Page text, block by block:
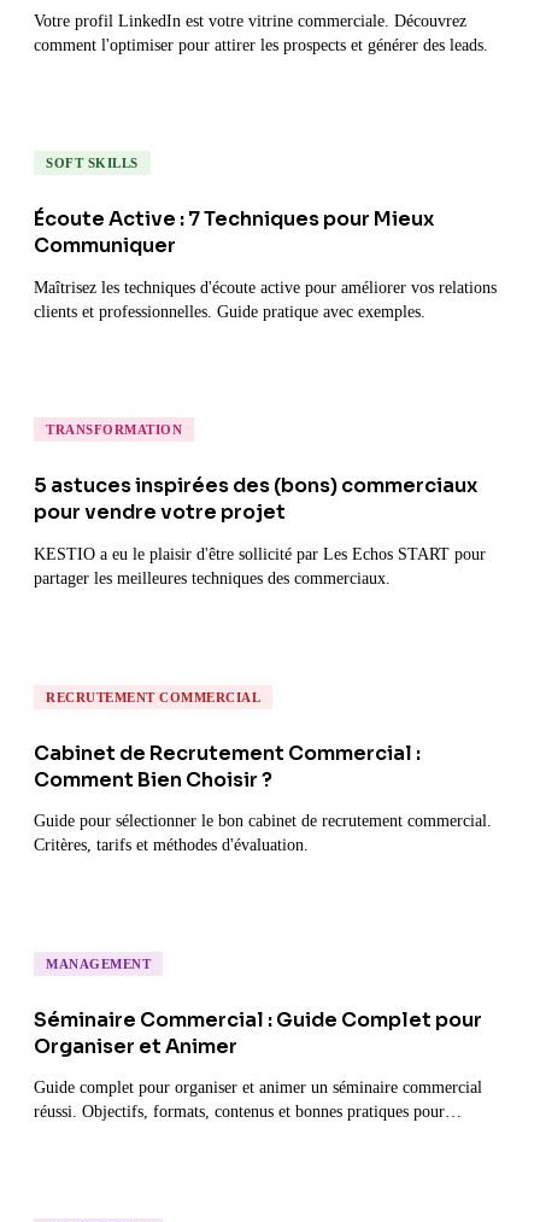
Votre profil LinkedIn est votre vitrine commerciale. Découvrez
comment l'optimiser pour attirer les prospects et générer des leads.
SOFT SKILLS
Écoute Active : 7 Techniques pour Mieux
Communiquer
Maîtrisez les techniques d'écoute active pour améliorer vos relations
clients et professionnelles. Guide pratique avec exemples.
TRANSFORMATION
5 astuces inspirées des (bons) commerciaux
pour vendre votre projet
KESTIO a eu le plaisir d'être sollicité par Les Echos START pour
partager les meilleures techniques des commerciaux.
RECRUTEMENT COMMERCIAL
Cabinet de Recrutement Commercial :
Comment Bien Choisir ?
Guide pour sélectionner le bon cabinet de recrutement commercial.
Critères, tarifs et méthodes d'évaluation.
MANAGEMENT
Séminaire Commercial : Guide Complet pour
Organiser et Animer
Guide complet pour organiser et animer un séminaire commercial
réussi. Objectifs, formats, contenus et bonnes pratiques pour